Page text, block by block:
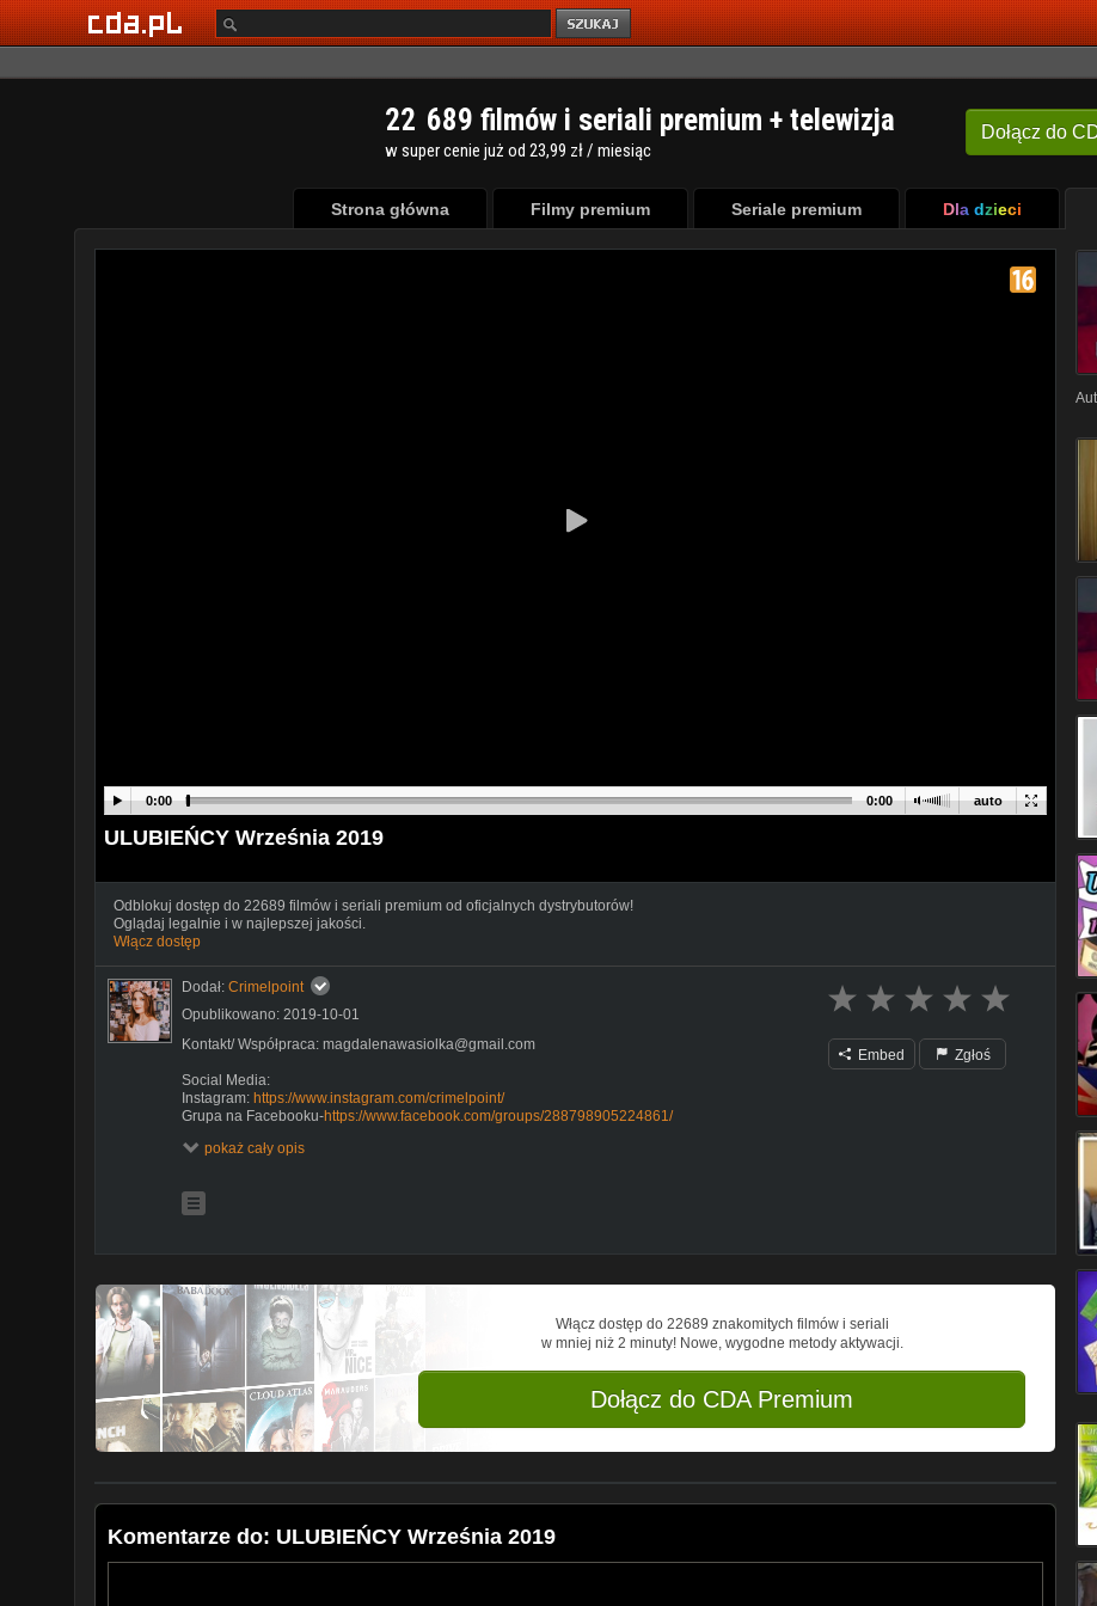
Dołącz do
22 689 filmów i seriali premium + telewizja
w super cenie już od 23,99 zł / miesiąc
Strona główna Filmy premium Seriale premium Dla dzieci
auto
0:00 0:00
ULUBIEŃCY Września 2019
Odblokuj dostęp do 22689 filmów i seriali premium od oficjalnych dystrybutorów!
Oglądaj legalnie i w najlepszej jakości.
Włącz dostęp
Dodał: Crimelpoint
Opublikowano: 2019-10-01
Kontakt/ Współpraca: magdalenawasiolka@gmail.com
Social Media:
Instagram: https://www.instagram.com/crimelpoint/
Grupa na Facebooku-https://www.facebook.com/groups/288798905224861/
Lubimy czytać:http://lubimyczytac.pl/profil/643668/crimelpoint
Co kupiłam na promocji w Rossmannie-
Unboxing z drogerii Kosmetyki z Ameryki-
Dziś kolejny odcinek ulubieńców. Pokażę Wam książkę oraz film, które podobały mi się
najbardziej we wrześniu. Będzie też trochę o muzyce oraz kosmetykach do pielęgnacji i
makijażu.
#ulubieńcy #kosmetyki #książka #film
pokaż cały opis
Embed Zgłoś
Włącz dostęp do 22689 znakomitych filmów i seriali
w mniej niż 2 minuty! Nowe, wygodne metody aktywacji.
Dołącz do CDA Premium
Komentarze do: ULUBIEŃCY Września 2019